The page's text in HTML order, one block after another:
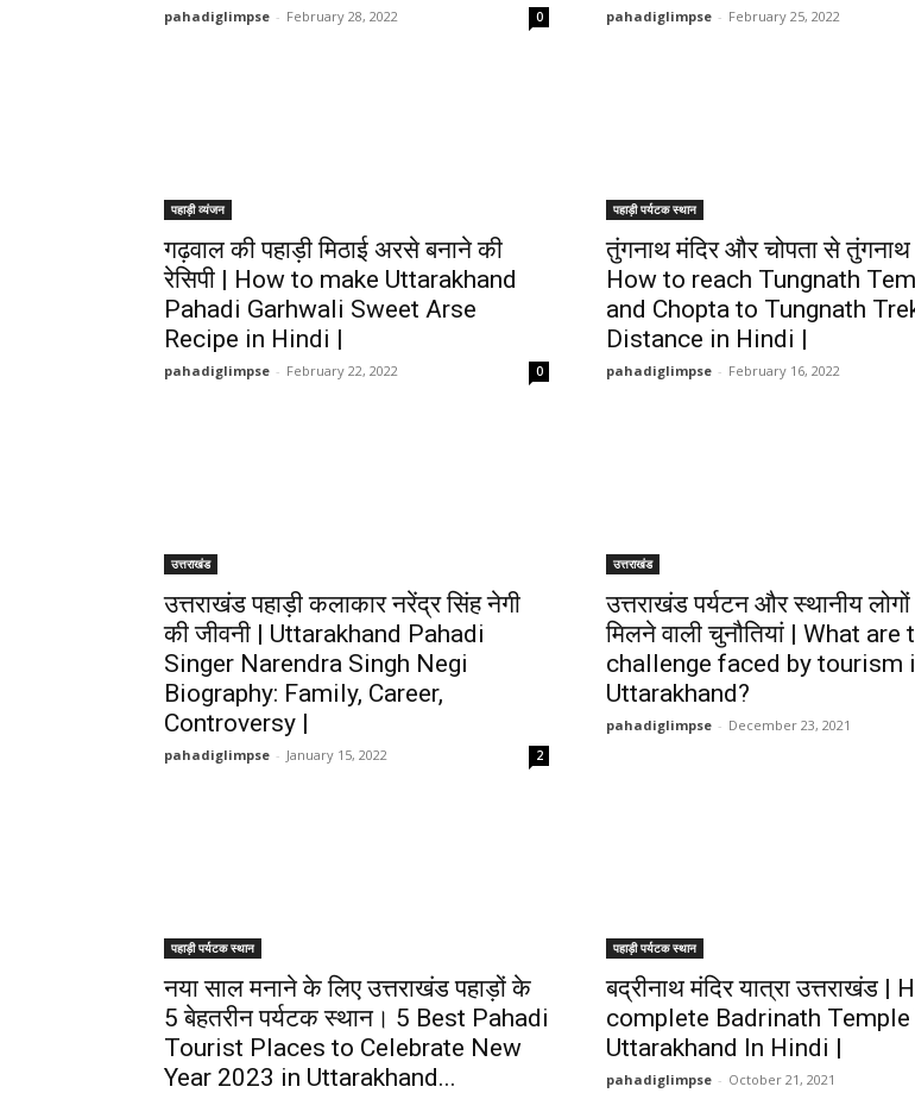
pahadiglimpse - February 28, 2022 0 pahadiglimpse - February 25, 2022
पहाड़ी व्यंजन
गढ़वाल की पहाड़ी मिठाई अरसे बनाने की
रेसिपी | How to make Uttarakhand
Pahadi Garhwali Sweet Arse
Recipe in Hindi |
pahadiglimpse - February 22, 2022 0
पहाड़ी पर्यटक स्थान
तुंगनाथ मंदिर और चोपता से
How to reach Tungnath
and Chopta to Tungnath
Distance in Hindi |
pahadiglimpse - February 16, 2022
उत्तराखंड
उत्तराखंड पहाड़ी कलाकार नरेंद्र सिंह नेगी
की जीवनी | Uttarakhand Pahadi
Singer Narendra Singh Negi
Biography: Family, Career,
Controversy |
pahadiglimpse - January 15, 2022 2
उत्तराखंड
उत्तराखंड पर्यटन और स्थानीय
मिलने वाली चुनौतियां | What are
challenge faced by tourism
Uttarakhand?
pahadiglimpse - December 23, 2021
पहाड़ी पर्यटक स्थान
नया साल मनाने के लिए उत्तराखंड पहाड़ों के
5 बेहतरीन पर्यटक स्थान। 5 Best Pahadi
Tourist Places to Celebrate New
Year 2023 in Uttarakhand...
पहाड़ी पर्यटक स्थान
बद्रीनाथ मंदिर यात्रा उत्तराखंड |
complete Badrinath Temple
Uttarakhand In Hindi |
pahadiglimpse - October 21, 2021